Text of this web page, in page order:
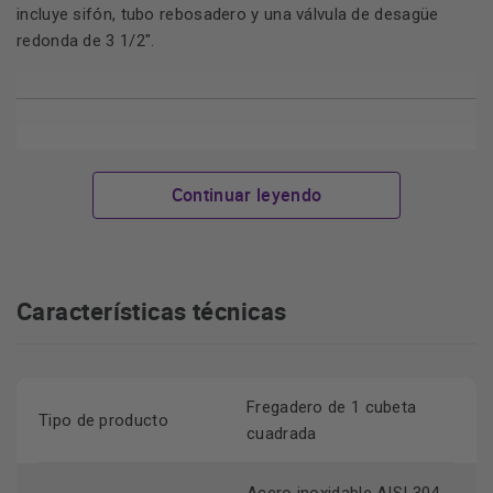
incluye sifón, tubo rebosadero y una válvula de desagüe
redonda de 3 1/2".
integración, durabilidad y
acero inoxidable AISI 304 18/8
Continuar leyendo
Características técnicas
Tipo de producto
Fregadero de 1 cubeta
cuadrada